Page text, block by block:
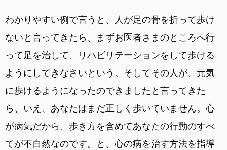
わかりやすい例で言うと、人が足の骨を折って歩け
ないと言ってきたら、まずお医者さまのところへ行
って足を治して、リハビリテーションをして歩ける
ようにしてきなさいという。そしてその人が、元気
に歩けるようになったのできましたと言ってきた
ら、いえ、あなたはまだ正しく歩いていません。心
が病気だから、歩き方を含めてあなたの行動のすべ
てが不自然なのです。と、心の病を治す方法を指導